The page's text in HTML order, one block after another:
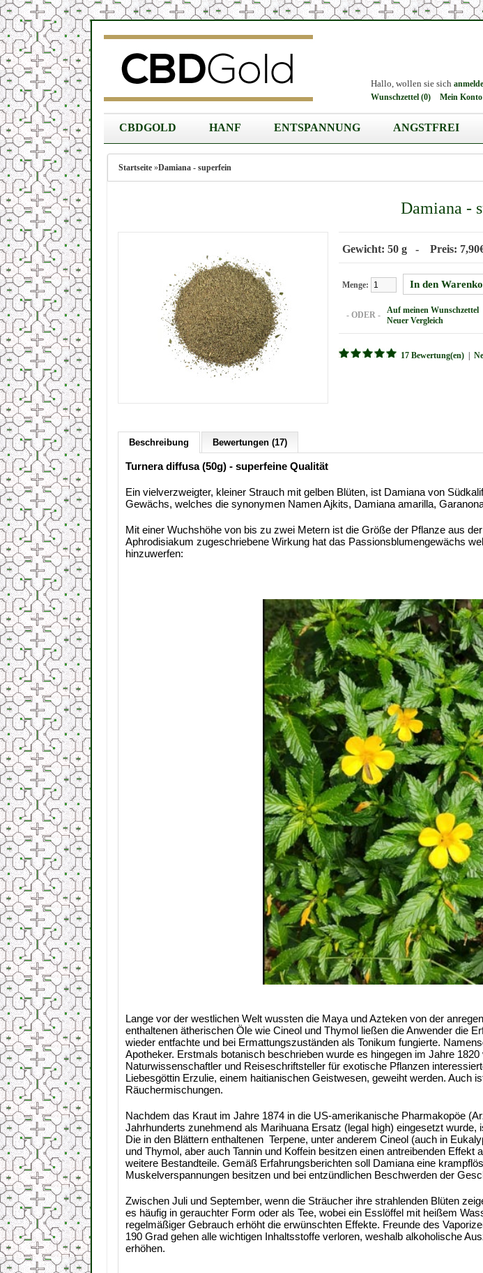
Hallo, wollen sie sich
Wunschzettel (0) Mein Konto
CBDGOLD HANF ENTSPANNUNG ANGSTFREI
Startseite »Damiana - superfein
Damiana -
Gewicht: 50 g - Preis:
Menge:
- ODER -
Auf meinen Wunschzettel
Neuer Vergleich
17 Bewertung(en)
Beschreibung Bewertungen (17)
Turnera diffusa (50g) - superfeine Qualität
Ein vielverzweigter, kleiner Strauch mit gelben Blüten, ist Damiana von
Gewächs, welches die synonymen Namen Ajkits, Damiana amarilla,
Mit einer Wuchshöhe von bis zu zwei Metern ist die Größe der Pflanze aus
Aphrodisiakum zugeschriebene Wirkung hat das Passionsblumengewächs
hinzuwerfen:
Lange vor der westlichen Welt wussten die Maya und Azteken von der
enthaltenen ätherischen Öle wie Cineol und Thymol ließen die Anwender die
wieder entfachte und bei Ermattungszuständen als Tonikum fungierte.
Apotheker. Erstmals botanisch beschrieben wurde es hingegen im Jahre
Naturwissenschaftler und Reiseschriftsteller für exotische Pflanzen
Liebesgöttin Erzulie, einem haitianischen Geistwesen, geweiht werden. Auch
Räuchermischungen.
Nachdem das Kraut im Jahre 1874 in die US-amerikanische Pharmakopöe
Jahrhunderts zunehmend als Marihuana Ersatz (legal high) eingesetzt
Die in den Blättern enthaltenen Terpene, unter anderem Cineol (auch in
und Thymol, aber auch Tannin und Koffein besitzen einen antreibenden
weitere Bestandteile. Gemäß Erfahrungsberichten soll Damiana eine
Muskelverspannungen besitzen und bei entzündlichen Beschwerden der
Zwischen Juli und September, wenn die Sträucher ihre strahlenden Blüten
es häufig in gerauchter Form oder als Tee, wobei ein Esslöffel mit heißem
regelmäßiger Gebrauch erhöht die erwünschten Effekte. Freunde des
190 Grad gehen alle wichtigen Inhaltsstoffe verloren, weshalb alkoholische
erhöhen.